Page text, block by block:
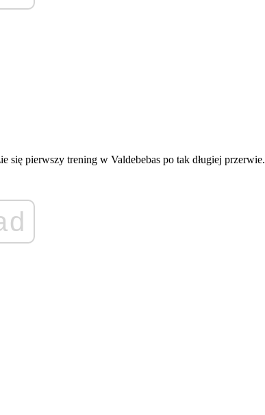
się pierwszy trening w Valdebebas po tak długiej przerwie.